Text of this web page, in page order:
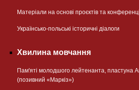
Матеріали на основі проєктів та
Українсько-польські історичні діалоги
Хвилина мовчання
Пам'яті молодшого лейтенанта, пластуна
(позивний «Маркіз»)